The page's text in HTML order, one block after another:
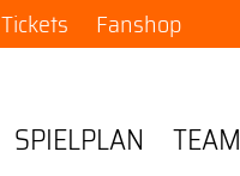
Tickets Fanshop
SPIELPLAN TEAM